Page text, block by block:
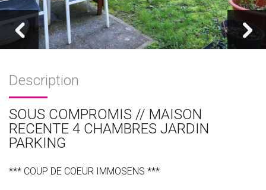
Description
SOUS COMPROMIS // MAISON
RECENTE 4 CHAMBRES JARDIN
PARKING
*** COUP DE COEUR IMMOSENS ***